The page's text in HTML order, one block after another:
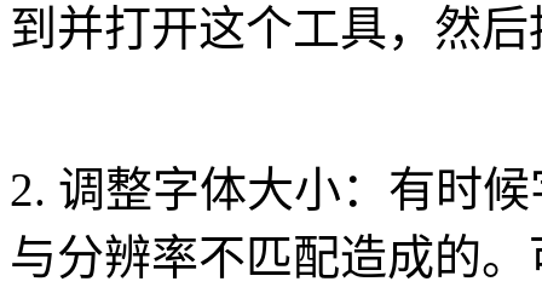
到并打开这个工具，然
2. 调整字体大小：有时
与分辨率不匹配造成的